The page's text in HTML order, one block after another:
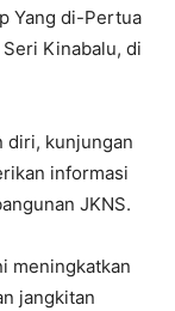
Yang di-Pertua
Kinabalu, di
diri, kunjungan
informasi
JKNS.
meningkatkan
jangkitan